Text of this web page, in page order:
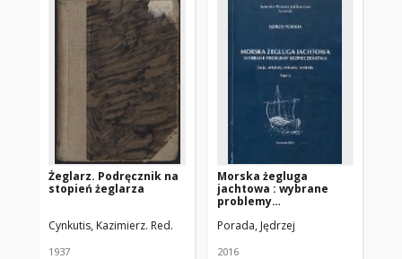
Żeglarz. Podręcznik na
stopień żeglarza
Cynkutis, Kazimierz. Red.
1937
Morska żegluga
jachtowa : wybrane
problemy
artykuły, referaty,
Porada, Jędrzej
2016